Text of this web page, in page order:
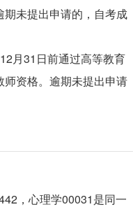
未提出申请的，自考成
月31日前通过高等教育
资格。逾期未提出申请
，心理学00031是同一